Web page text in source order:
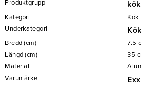
Produktgrupp
Kategori
Kök
Underkategori
Bredd (cm) 7.5
Längd (cm)
35
Material
Varumärke